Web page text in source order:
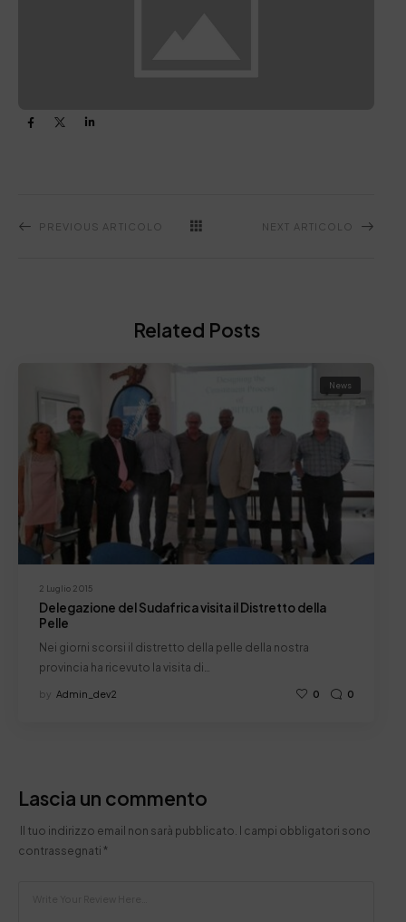
PREVIOUS ARTICOLO NEXT ARTICOLO
Related Posts
2 Luglio 2015
News
Delegazione del Sudafrica visita il Distretto della
Pelle
Nei giorni scorsi il distretto della pelle della nostra
provincia ha ricevuto la visita di…
by Admin_dev2 0 0
Lascia un commento
Il tuo indirizzo email non sarà pubblicato. I campi obbligatori sono
contrassegnati *